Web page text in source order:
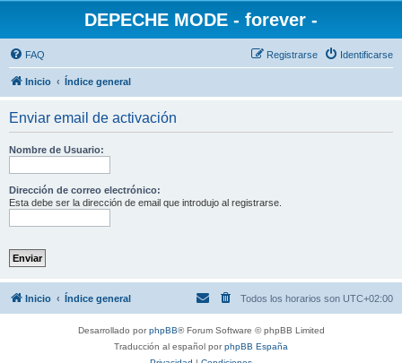
DEPECHE MODE - forever -
FAQ Identificarse
Registrarse
Inicio Índice general
Enviar email de activación
Nombre de Usuario:
Dirección de correo electrónico:
Esta debe ser la dirección de email que introdujo al registrarse.
Inicio Índice general Todos los horarios son UTC+02:00
Desarrollado porphpBB® Forum Software © phpBB Limited
Traducción al español porphpBB España